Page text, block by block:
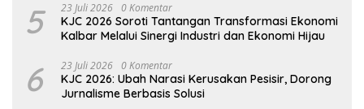
5 23 Juli 2026 0 Komentar
KJC 2026 Soroti Tantangan Transformasi Ekonomi
Kalbar Melalui Sinergi Industri dan Ekonomi Hijau
6 23 Juli 2026 0 Komentar
KJC 2026: Ubah Narasi Kerusakan Pesisir, Dorong
Jurnalisme Berbasis Solusi